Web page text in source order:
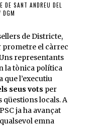
DE SANT ANDREU DEL
de Districte,
prometre el càrrec
representants
la tònica política
que l’executiu
seus vots per
locals. A
ja ha avançat
emna